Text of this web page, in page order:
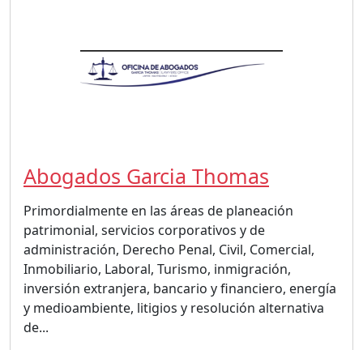
Abogados Garcia Thomas
Primordialmente en las áreas de planeación
patrimonial, servicios corporativos y de
administración, Derecho Penal, Civil, Comercial,
Inmobiliario, Laboral, Turismo, inmigración,
inversión extranjera, bancario y financiero, energía
y medioambiente, litigios y resolución alternativa
de...